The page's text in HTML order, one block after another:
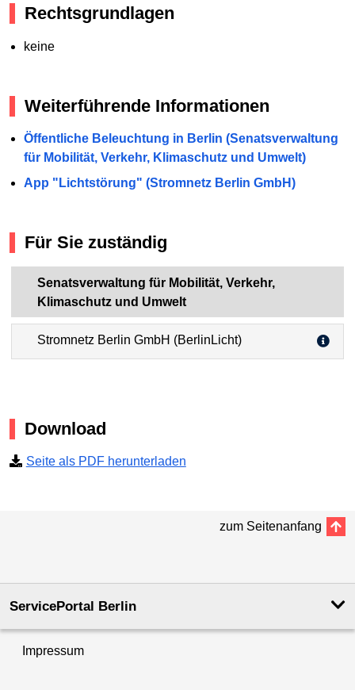
Rechtsgrundlagen
keine
Weiterführende Informationen
Öffentliche Beleuchtung in Berlin (Senatsverwaltung
für Mobilität, Verkehr, Klimaschutz und Umwelt)
App "Lichtstörung" (Stromnetz Berlin GmbH)
Für Sie zuständig
Senatsverwaltung für Mobilität, Verkehr,
Klimaschutz und Umwelt
Stromnetz Berlin GmbH (BerlinLicht)
Download
Seite als PDF herunterladen
zum Seitenanfang
ServicePortal Berlin
Impressum